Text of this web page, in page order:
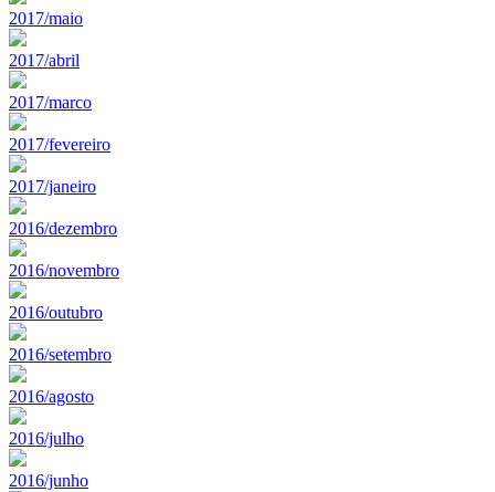
2017/maio
2017/abril
2017/marco
2017/fevereiro
2017/janeiro
2016/dezembro
2016/novembro
2016/outubro
2016/setembro
2016/agosto
2016/julho
2016/junho